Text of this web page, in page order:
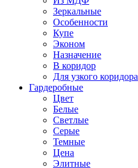
Зеркальные
Особенности
Купе
Эконом
Назначение
В коридор
Для узкого коридора
Гардеробные
Цвет
Белые
Светлые
Серые
Темные
Цена
Элитные